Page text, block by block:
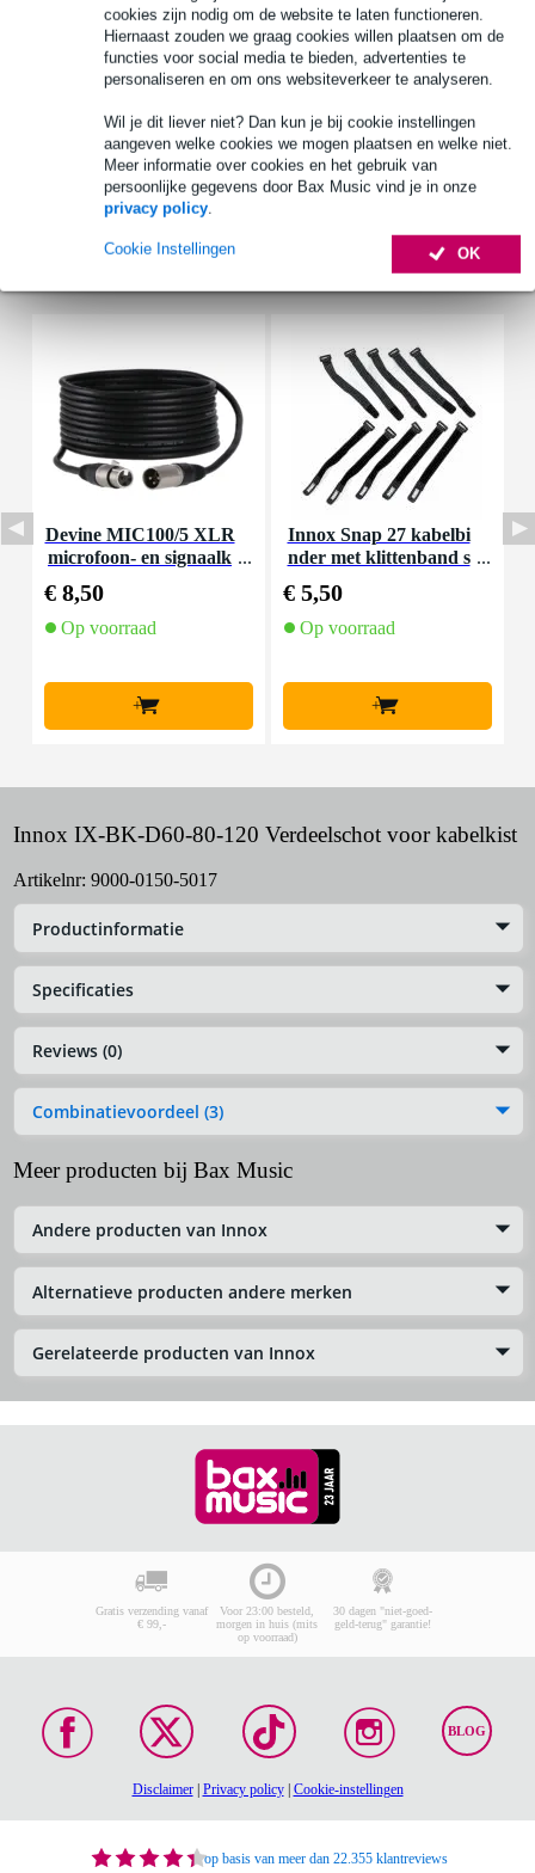
cookies zijn nodig om de website te laten functioneren.
Hiernaast zouden we graag cookies willen plaatsen om de
functies voor social media te bieden, advertenties te
personaliseren en om ons websiteverkeer te analyseren.
Wil je dit liever niet? Dan kun je bij cookie instellingen
aangeven welke cookies we mogen plaatsen en welke niet.
Meer informatie over cookies en het gebruik van
persoonlijke gegevens door Bax Music vind je in onze
privacy policy.
OK
Cookie Instellingen
Productinformatie
materiaal: 9 mm berkenmultiplex
afwerking: dubbelzijdig zwart
Bekijk alle productspecificaties
Devine MIC100/5 XLR
microfoon- en signaalk
€ 8,50
Op voorraad
+
Innox Snap 27 kabelbi
nder met klittenband s
€ 5,50
Op voorraad
+
Innox IX-BK-D60-80-120 Verdeelschot voor kabelkist
Artikelnr: 9000-0150-5017
Productinformatie
Specificaties
Reviews (0)
Combinatievoordeel (3)
Meer producten bij Bax Music
Andere producten van Innox
Alternatieve producten andere merken
Gerelateerde producten van Innox
Gratis verzending vanaf
€ 99,-
Voor 23:00 besteld,
morgen in huis (mits
op voorraad)
30 dagen "niet-goed-
geld-terug" garantie!
BLOG
Disclaimer| Privacy policy| Cookie-instellingen
op basis van meer dan 22.355 klantreviews